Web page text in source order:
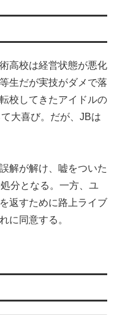
高校は経営状態が悪化
生だが実技がダメで落
校してきたアイドルの
大喜び。だが、JBは
解が解け、嘘をついた
分となる。一方、ユ
返すために路上ライブ
に同意する。